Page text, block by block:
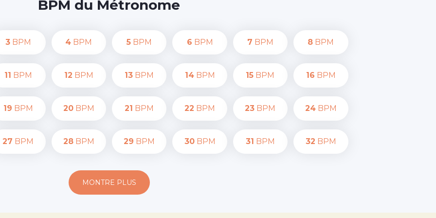
BPM du Métronome
3BPM 4 BPM 5 BPM 6 BPM 7 BPM 8 BPM
11 BPM 12 BPM 13 BPM 14BPM 15 BPM 16 BPM
19 BPM 20BPM 21 BPM 22 BPM 23 BPM 24BPM
27 BPM 28BPM 29 BPM 30BPM 31 BPM 32 BPM
MONTRE PLUS